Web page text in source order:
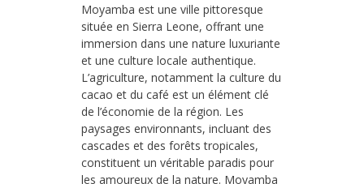
Moyamba est une ville pittoresque
située en Sierra Leone, offrant une
immersion dans une nature luxuriante
et une culture locale authentique.
L’agriculture, notamment la culture du
cacao et du café est un élément clé
de l’économie de la région. Les
paysages environnants, incluant des
cascades et des forêts tropicales,
constituent un véritable paradis pour
les amoureux de la nature. Moyamba